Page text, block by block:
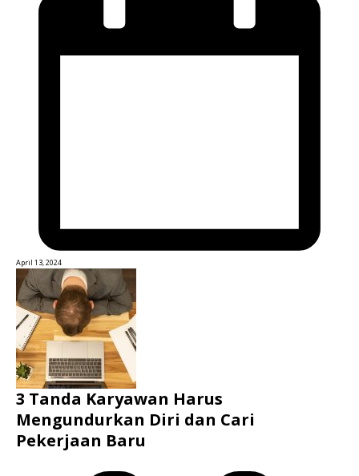
April 13, 2024
3 Tanda Karyawan Harus
Mengundurkan Diri dan Cari
Pekerjaan Baru